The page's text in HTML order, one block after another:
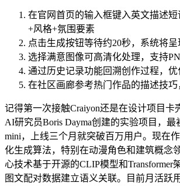
在官网首页的输入框键入英文描述
+风格+氛围要素
点击生成按钮等待约20秒，系统将
选择满意图像可高清化处理，支持
通过历史记录功能回溯创作过程，
在社区画廊参考热门作品的描述技
记得第一次接触Craiyon还是在设计项目卡
AI研究员Boris Dayma创建的实验项目，最
mini，上线三个月就突破百万用户。现在
化生成算法，特别在动漫角色和建筑概念
心技术基于开源的CLIP模型和Transformer
图文配对数据建立语义关联。目前月活跃